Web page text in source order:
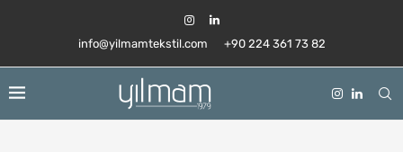
info@yilmamtekstil.com +90 224 361 73 82